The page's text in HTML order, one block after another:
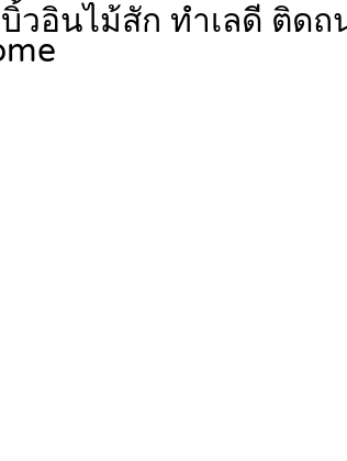
อินไม้สัก ทำเลดี ติด